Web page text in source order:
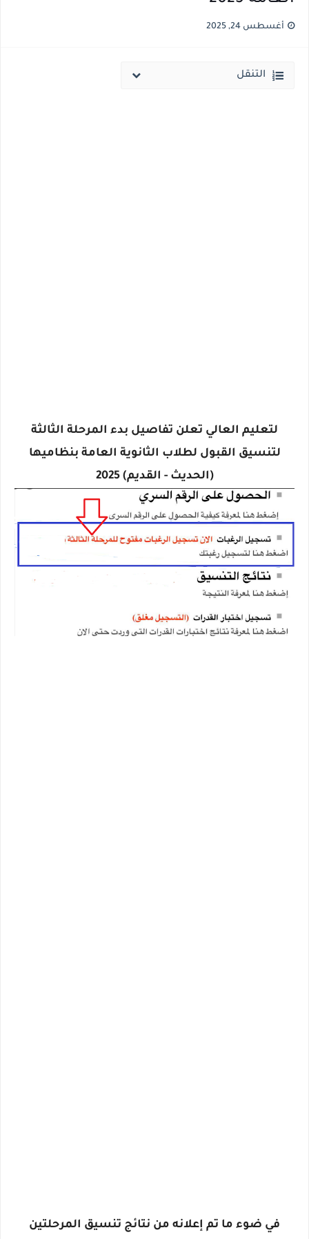
قائمة أسماء بجميع الجامعات الخاصه والأهلية والحكومية والاجنبية المعتمدة من وزارة التعليم العالي للعام الجامعي 2026/ 2027 أغسطس 24, 2025
التنقل
لتعليم العالي تعلن تفاصيل بدء المرحلة الثالثة
لتنسيق القبول لطلاب الثانوية العامة بنظاميها
(الحديث - القديم) 2025
في ضوء ما تم إعلانه من نتائج تنسيق المرحلتين